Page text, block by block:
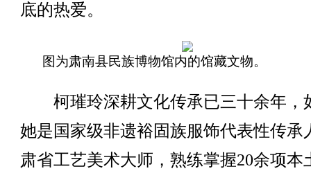
底的热爱。
图为肃南县民族博物馆内的馆藏文物。
柯璀玲深耕文化传承已三十余年，
她是国家级非遗裕固族服饰代表性传承
肃省工艺美术大师，熟练掌握20余项本